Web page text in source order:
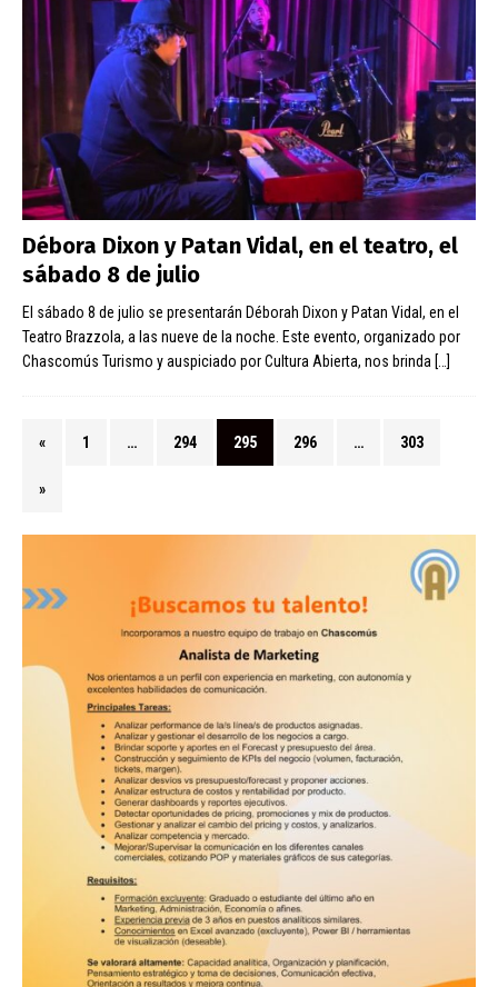
Débora Dixon y Patan Vidal, en el teatro, el
sábado 8 de julio
El sábado 8 de julio se presentarán Déborah Dixon y Patan Vidal, en el
Teatro Brazzola, a las nueve de la noche. Este evento, organizado por
Chascomús Turismo y auspiciado por Cultura Abierta, nos brinda […]
« 1 … 294 295 296 … 303
»